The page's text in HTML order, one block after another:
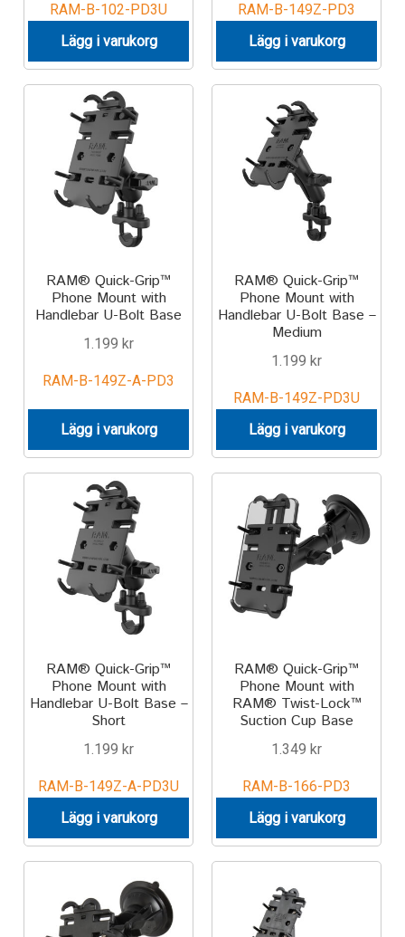
Produkter efter livsstil/aktivitet
FORDONSTYP
Aircraft
ATV
Car
Forklift
Kayak
Lift Truck
FORDONSTYP
Motorcycle
Off-road Vehicle
Power Boat
Scooter
Wheelchair
RAM-B-102-PD3U
Lägg i varukorg
RAM-B-149Z-PD3
Lägg i varukorg
RAM® Quick-Grip™
Phone Mount with
Handlebar U-Bolt Base
1.199 kr
RAM-B-149Z-A-PD3
Lägg i varukorg
RAM® Quick-Grip™
Phone Mount with
Handlebar U-Bolt Base –
Medium
1.199 kr
RAM-B-149Z-PD3U
Lägg i varukorg
RAM® Quick-Grip™
Phone Mount with
Handlebar U-Bolt Base –
Short
1.199 kr
RAM-B-149Z-A-PD3U
Lägg i varukorg
RAM® Quick-Grip™
Phone Mount with
RAM® Twist-Lock™
Suction Cup Base
1.349 kr
RAM-B-166-PD3
Lägg i varukorg